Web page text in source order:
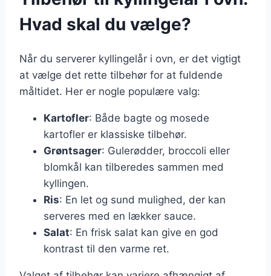
Hvad skal du vælge?
Når du serverer kyllingelår i ovn, er det vigtigt
at vælge det rette tilbehør for at fuldende
måltidet. Her er nogle populære valg:
Kartofler: Både bagte og mosede
kartofler er klassiske tilbehør.
Grøntsager: Gulerødder, broccoli eller
blomkål kan tilberedes sammen med
kyllingen.
Ris: En let og sund mulighed, der kan
serveres med en lækker sauce.
Salat: En frisk salat kan give en god
kontrast til den varme ret.